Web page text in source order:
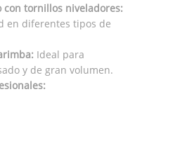
con tornillos niveladores:
en diferentes tipos de
Ideal para
y de gran volumen.